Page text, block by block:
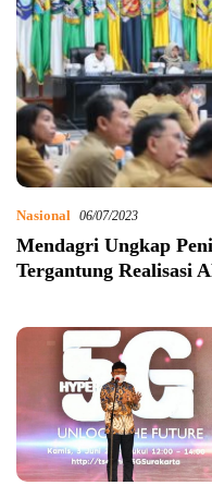
Nasional 06/07/2023
Mendagri Ungkap
Tergantung Realisasi